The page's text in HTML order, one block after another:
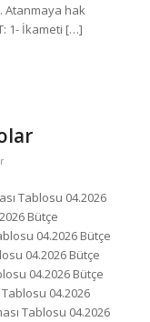
Atanmaya hak
1- İkameti […]
Tablosu 04.2026
Bütçe
04.2026 Bütçe
04.2026 Bütçe
04.2026 Bütçe
04.2026
Tablosu 04.2026